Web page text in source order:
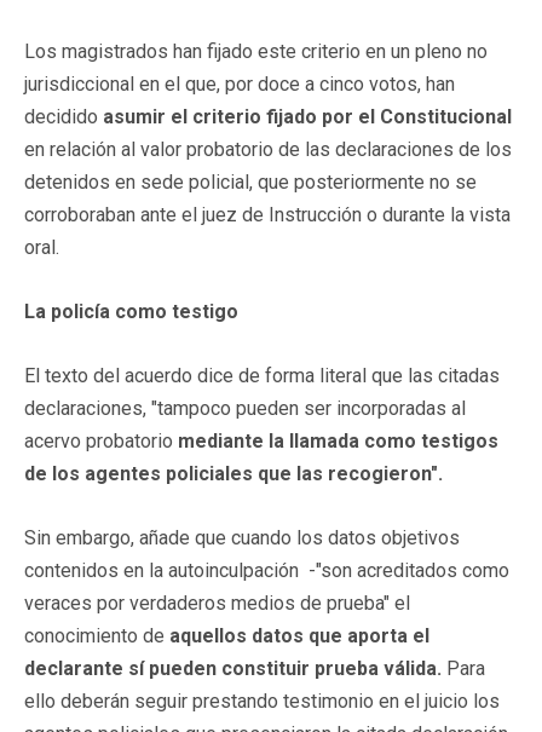
Los magistrados han fijado este criterio en un pleno no
jurisdiccional en el que, por doce a cinco votos, han
decidido asumir el criterio fijado por el Constitucional
en relación al valor probatorio de las declaraciones de los
detenidos en sede policial, que posteriormente no se
corroboraban ante el juez de Instrucción o durante la vista
oral.
La policía como testigo
El texto del acuerdo dice de forma literal que las citadas
declaraciones, "tampoco pueden ser incorporadas al
acervo probatorio mediante la llamada como testigos
de los agentes policiales que las recogieron".
Sin embargo, añade que cuando los datos objetivos
contenidos en la autoinculpación -"son acreditados como
veraces por verdaderos medios de prueba" el
conocimiento de aquellos datos que aporta el
declarante sí pueden constituir prueba válida. Para
ello deberán seguir prestando testimonio en el juicio los